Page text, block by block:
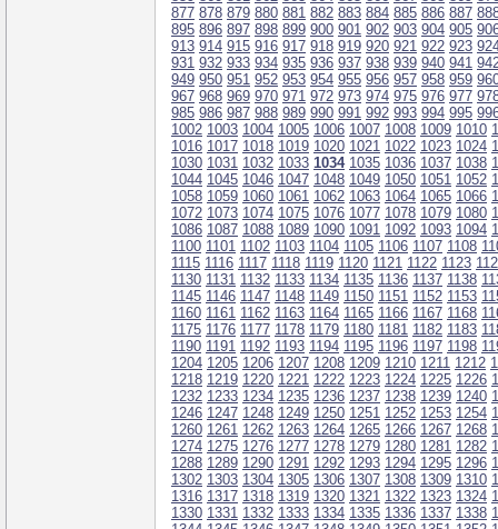
877 878 879 880 881 882 883 884 885 886 887
895 896 897 898 899 900 901 902 903 904 905
913 914 915 916 917 918 919 920 921 922 923
931 932 933 934 935 936 937 938 939 940 941
949 950 951 952 953 954 955 956 957 958 959
967 968 969 970 971 972 973 974 975 976 977
985 986 987 988 989 990 991 992 993 994 995
1002 1003 1004 1005 1006 1007 1008 1009 1010
1016 1017 1018 1019 1020 1021 1022 1023 1024
1030 1031 1032 1033 1034 1035 1036 1037 1038
1044 1045 1046 1047 1048 1049 1050 1051 1052
1058 1059 1060 1061 1062 1063 1064 1065 1066
1072 1073 1074 1075 1076 1077 1078 1079 1080
1086 1087 1088 1089 1090 1091 1092 1093 1094
1100 1101 1102 1103 1104 1105 1106 1107 1108
1115 1116 1117 1118 1119 1120 1121 1122 1123
1130 1131 1132 1133 1134 1135 1136 1137 1138
1145 1146 1147 1148 1149 1150 1151 1152 1153
1160 1161 1162 1163 1164 1165 1166 1167 1168
1175 1176 1177 1178 1179 1180 1181 1182 1183
1190 1191 1192 1193 1194 1195 1196 1197 1198
1204 1205 1206 1207 1208 1209 1210 1211 1212
1218 1219 1220 1221 1222 1223 1224 1225 1226
1232 1233 1234 1235 1236 1237 1238 1239 1240
1246 1247 1248 1249 1250 1251 1252 1253 1254
1260 1261 1262 1263 1264 1265 1266 1267 1268
1274 1275 1276 1277 1278 1279 1280 1281 1282
1288 1289 1290 1291 1292 1293 1294 1295 1296
1302 1303 1304 1305 1306 1307 1308 1309 1310
1316 1317 1318 1319 1320 1321 1322 1323 1324
1330 1331 1332 1333 1334 1335 1336 1337 1338